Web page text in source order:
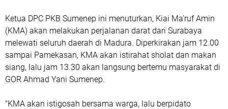
Ketua DPC PKB Sumenep ini menuturkan, Kiai Ma'ruf Amin
(KMA) akan melakukan perjalanan darat dari Surabaya
melewati seluruh daerah di Madura. Diperkirakan jam 12.00
sampai Pamekasan, KMA akan istirahat sholat dan makan
siang, lalu jam 13.30 akan langsung bertemu masyarakat di
GOR Ahmad Yani Sumenep.
"KMA akan istigosah bersama warga, lalu berpidato